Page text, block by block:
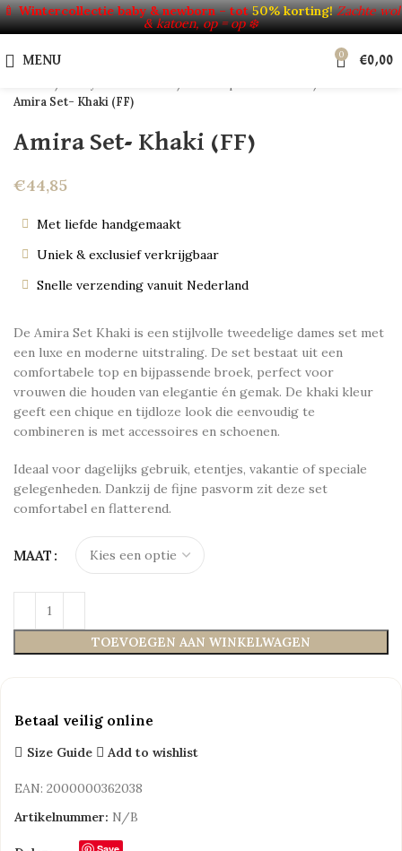
🍼Wintercollectie baby & newborn – tot50% korting! Zachte wol
& katoen, op = op ❄️
MENU 0 €0,00
NEW
Click to enlarge
Amira Set- Khaki (FF)
Amira Set- Khaki (FF)
€44,85
Met liefde handgemaakt
Uniek & exclusief verkrijgbaar
Snelle verzending vanuit Nederland
De Amira Set Khaki is een stijlvolle tweedelige dames set met
een luxe en moderne uitstraling. De set bestaat uit een
comfortabele top en bijpassende broek, perfect voor
vrouwen die houden van elegantie én gemak. De khaki kleur
geeft een chique en tijdloze look die eenvoudig te
combineren is met accessoires en schoenen.
Ideaal voor dagelijks gebruik, etentjes, vakantie of speciale
gelegenheden. Dankzij de fijne pasvorm zit deze set
comfortabel en flatterend.
MAAT
TOEVOEGEN AAN WINKELWAGEN
Betaal veilig online
Size Guide Add to wishlist
EAN: 2000000362038
Artikelnummer: N/B